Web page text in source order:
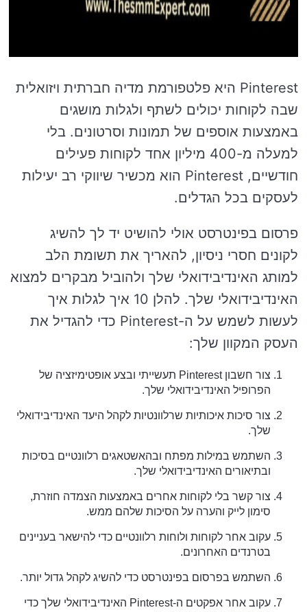
Pinterest היא פלטפורמת מדיה חברתית ויזואלית
שבה לקוחות יכולים לשתף ולגלות מושגים
באמצעות אוספים של תמונות וסרטונים. בלי
למעלה מ-400 מיליון אחד לקוחות פעילים
חודשיים, Pinterest הוא מכשיר שיווקי רב יעילות
לעסקים בכל הגדלים.
פרסום בפינטרסט אולי להושיט יד לך להשיג
לקונים חסרי ניסיון, להאריך את תשומת הלב
למותג האינדיבידואלי שלך ולהוביל מבקרים למצוא
האינדיבידואלי שלך. להלן 10 איך לגלות איך
לעשות לשמש על ה-Pinterest כדי להגדיל את
העסק המקוון שלך:
צור חשבון Pinterest תעשייתי ובצע אופטימיזציה של
הפרופיל האינדיבידואלי שלך.
צור סיכות איכותיות שרלוונטיות לקהל היעד האינדיבידואלי
שלך.
השתמש במילות מפתח ובהאשטאגים רלוונטיים בסיכות
ובתיאורים האינדיבידואלי שלך.
צור קשר בלי לקוחות אחרים באמצעות הצמדה חוזרת,
סימון לייק והערה על הסיכות שלהם ממש.
עקוב אחר לקוחות ולוחות רלוונטיים כדי להישאר בעניינים
בטרנדים האחרונים.
השתמש בפרסום בפינטרסט כדי להשיג לקהל גדול יותר.
עקוב אחר אפקטים ה-Pinterest האינדיבידואלי שלך כדי